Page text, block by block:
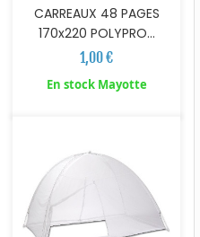
CARREAUX 48 PAGES
170x220 POLYPRO...
1,00 €
En stock Mayotte